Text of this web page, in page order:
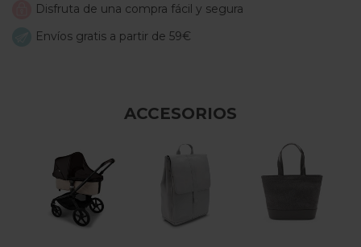
Disfruta de una compra fácil y segura
Envíos gratis a partir de 59€
ACCESORIOS